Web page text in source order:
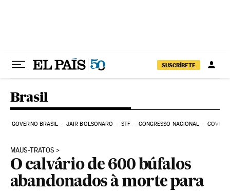
SUSCRÍBETE
Brasil
GOVERNO BRASIL JAIR BOLSONARO STF CONGRESSO NACIONAL COVID-
MAUS-TRATOS
O calvário de 600 búfalos
abandonados à morte para